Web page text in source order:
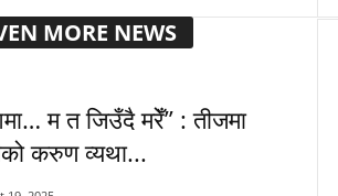
MORE NEWS
म त जिउँदै मरेँ” : तीजमा
करुण व्यथा...